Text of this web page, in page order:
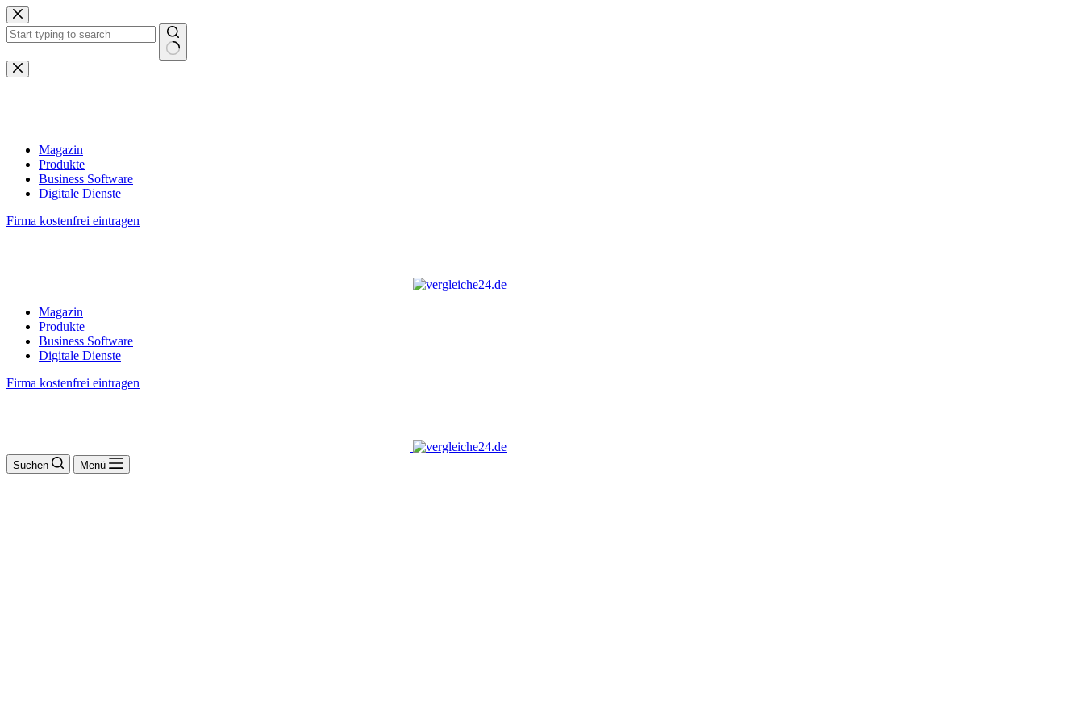
Zum
Inhalt
springen
Keine
Ergebnisse
Magazin
Produkte
Business Software
Digitale Dienste
Firma kostenfrei eintragen
Magazin
Produkte
Business Software
Digitale Dienste
Firma kostenfrei eintragen
Suchen Menü